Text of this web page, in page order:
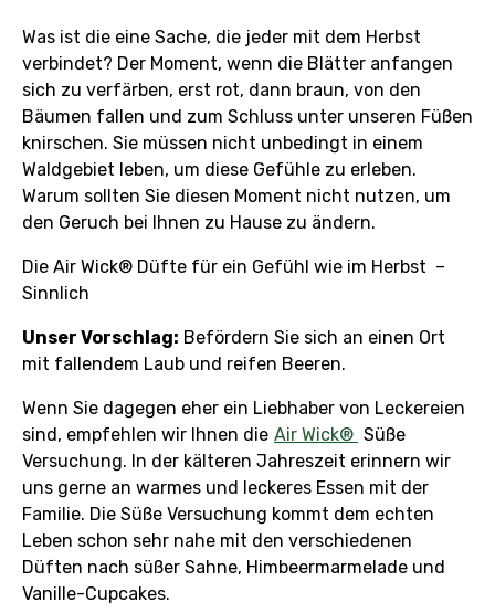
Was ist die eine Sache, die jeder mit dem Herbst
verbindet? Der Moment, wenn die Blätter anfangen
sich zu verfärben, erst rot, dann braun, von den
Bäumen fallen und zum Schluss unter unseren Füßen
knirschen. Sie müssen nicht unbedingt in einem
Waldgebiet leben, um diese Gefühle zu erleben.
Warum sollten Sie diesen Moment nicht nutzen, um
den Geruch bei Ihnen zu Hause zu ändern.
Die Air Wick® Düfte für ein Gefühl wie im Herbst –
Sinnlich
Unser Vorschlag: Befördern Sie sich an einen Ort
mit fallendem Laub und reifen Beeren.
Wenn Sie dagegen eher ein Liebhaber von Leckereien
sind, empfehlen wir Ihnen die Air Wick® Süße
Versuchung. In der kälteren Jahreszeit erinnern wir
uns gerne an warmes und leckeres Essen mit der
Familie. Die Süße Versuchung kommt dem echten
Leben schon sehr nahe mit den verschiedenen
Düften nach süßer Sahne, Himbeermarmelade und
Vanille-Cupcakes.